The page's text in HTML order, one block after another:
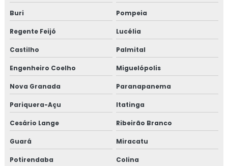
Buri Pompeia
Regente Feijó Lucélia
Castilho Palmital
Engenheiro Coelho Miguelópolis
Nova Granada Paranapanema
Pariquera-Açu Itatinga
Cesário Lange Ribeirão Branco
Guará Miracatu
Potirendaba Colina